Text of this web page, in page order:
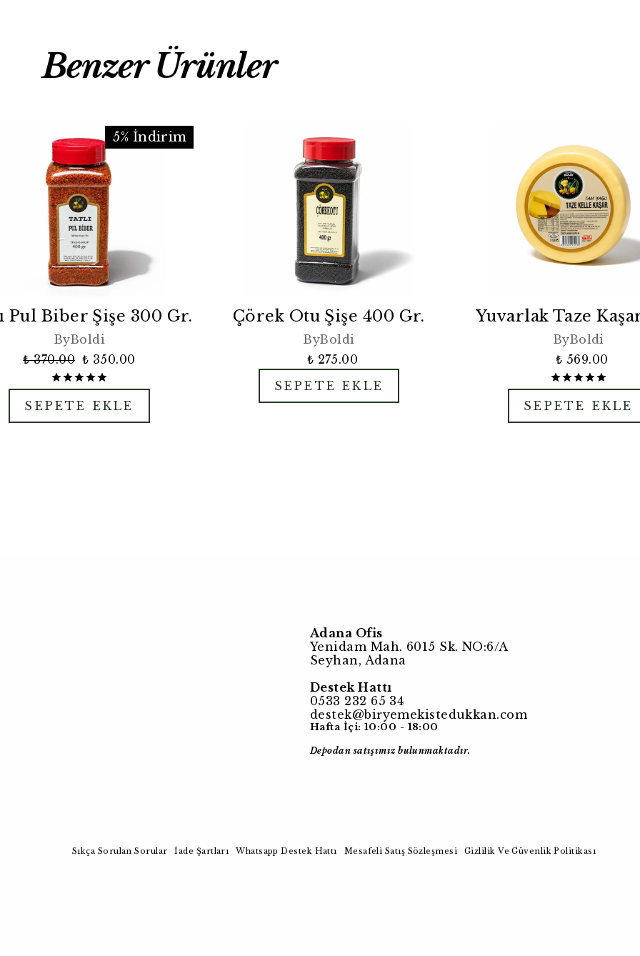
Benzer Ürünler
5% İndirim
Pul Biber Şişe 300 Gr.
ByBoldi
₺ 370.00 ₺ 350.00
SEPETE EKLE
Çörek Otu Şişe 400 Gr.
ByBoldi
₺ 275.00
SEPETE EKLE
Yuvarlak Taze
ByBoldi
₺ 569.00
SEPETE EKLE
Adana Ofis
Yenidam Mah. 6015 Sk. NO:6/A
Seyhan, Adana
Destek Hattı
0533 232 65 34
destek@biryemekistedukkan.com
Hafta İçi: 10:00 - 18:00
Depodan satışımız bulunmaktadır.
Sıkça Sorulan Sorular İade Şartları Whatsapp Destek Hattı Mesafeli Satış Sözleşmesi Gizlilik Ve Güvenlik Politikası